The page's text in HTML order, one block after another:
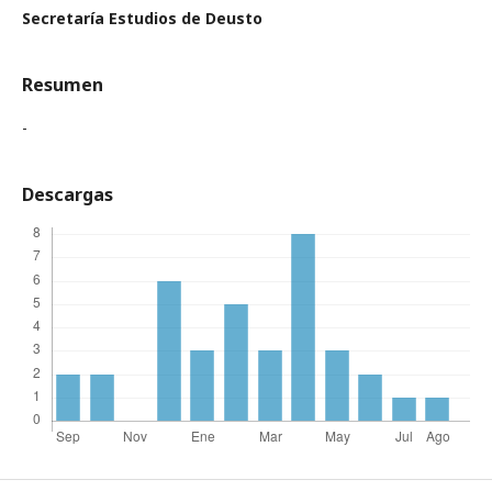
Secretaría Estudios de Deusto
Resumen
-
Descargas